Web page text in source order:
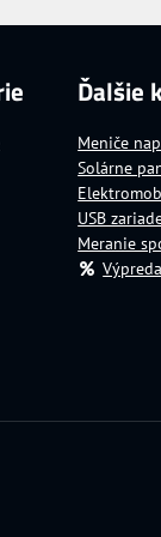
Ďalšie
Meniče
Solárne
USB
Meranie